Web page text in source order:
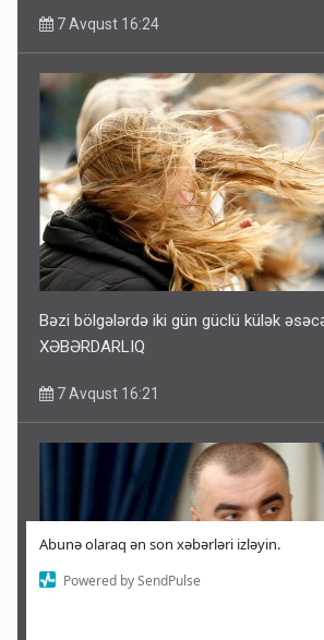
Abunə olaraq ən son xəbərləri izləyin.
Powered by SendPulse
7 Avqust 16:24
Bəzi bölgələrdə iki gün güclü külək
XƏBƏRDARLIQ
7 Avqust 16:21